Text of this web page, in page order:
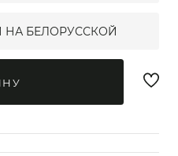
НА БЕЛОРУССКОЙ